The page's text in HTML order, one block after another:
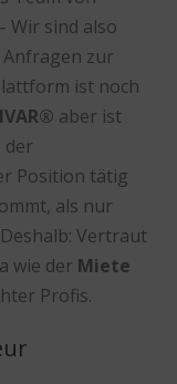
Wir sind also
zur
ist noch
aber ist
der
Position tätig
als nur
Vertraut
wie der Miete
Profis.